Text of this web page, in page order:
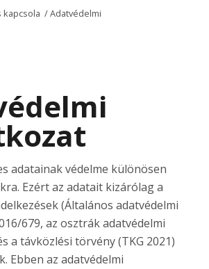
kapcsola /Adatvédelmi
adatainak védelme különösen
Ezért az adatait kizárólag a
(Általános adatvédelmi
679, az osztrák adatvédelmi
a távközlési törvény (TKG 2021)
Ebben az adatvédelmi